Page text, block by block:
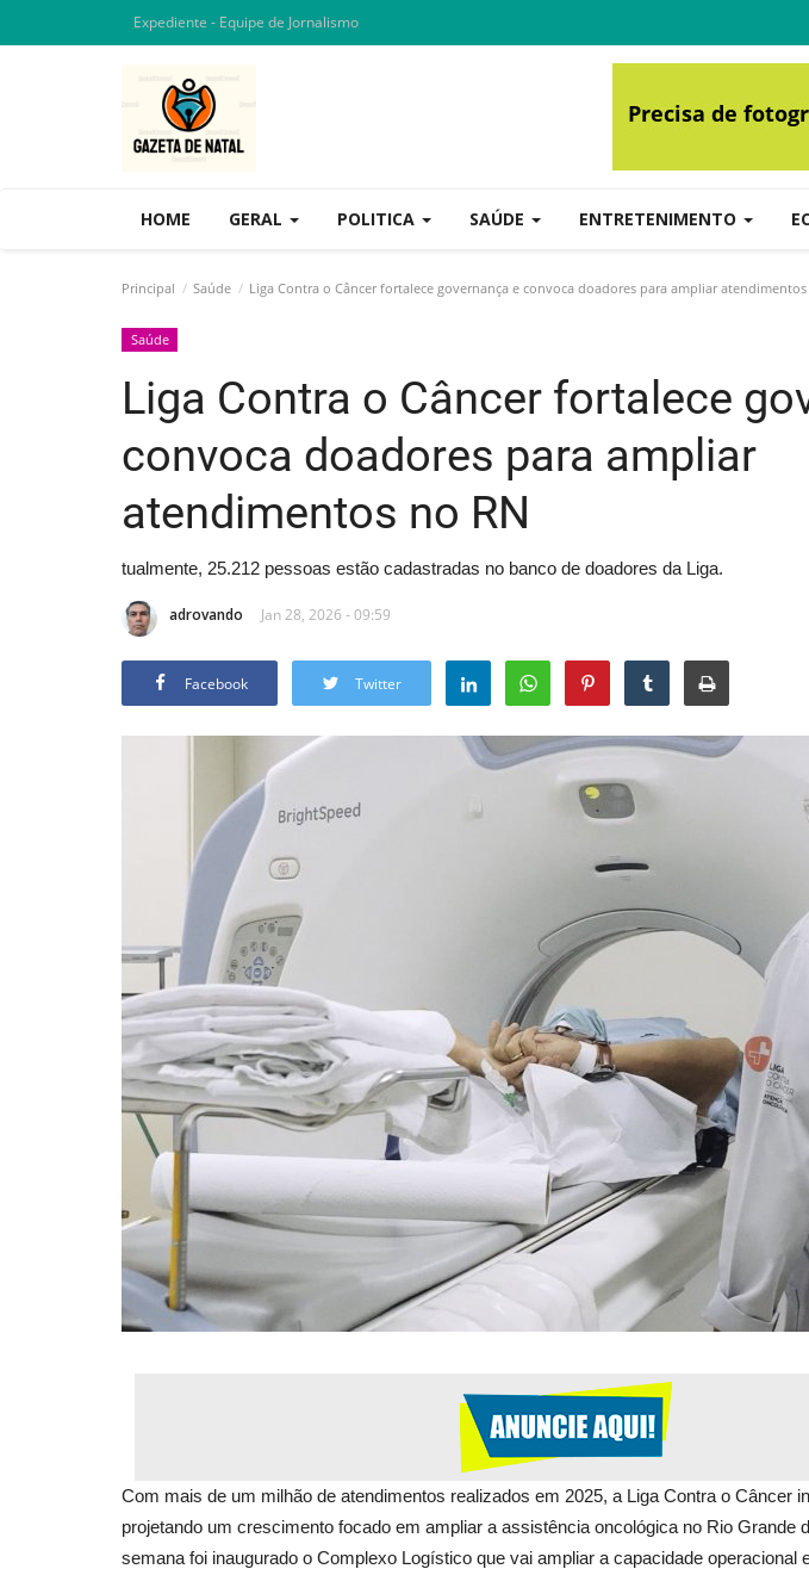
Expediente - Equipe de Jornalismo
HOME GERAL POLITICA SAÚDE ENTRETENIMENTO
Principal Saúde Liga Contra o Câncer fortalece governança e convoca doadores para ampliar
Saúde
Liga Contra o Câncer fortalece
convoca doadores para ampliar
atendimentos no RN
tualmente, 25.212 pessoas estão cadastradas no banco de doadores da Liga.
adrovando Jan 28, 2026 - 09:59
Facebook Twitter
Com mais de um milhão de atendimentos realizados em 2025, a Liga Contra o Câncer
projetando um crescimento focado em ampliar a assistência oncológica no Rio Grande
semana foi inaugurado o Complexo Logístico que vai ampliar a capacidade operacional